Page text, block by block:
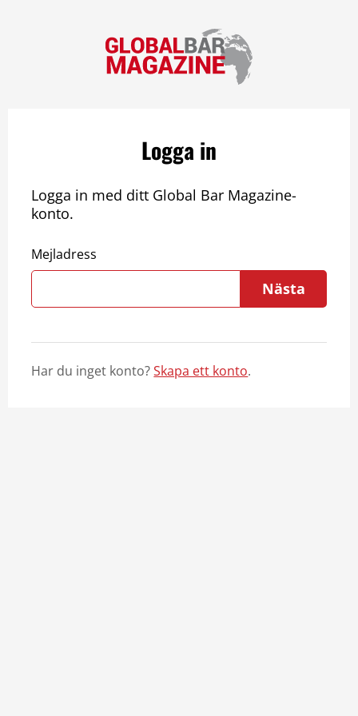
Logga in
Logga in med ditt Global Bar Magazine-
konto.
Mejladress
Nästa
Har du inget konto?Skapa ett konto.